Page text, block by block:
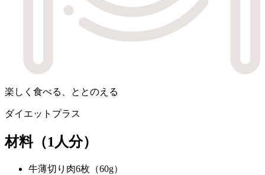
楽しく食べる、ととのえる
ダイエットプラス
材料（1人分）
牛薄切り肉6枚（60g）